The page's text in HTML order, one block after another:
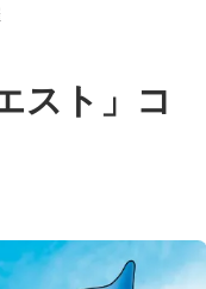
スト」コ